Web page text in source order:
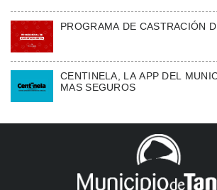
PROGRAMA DE CASTRACIÓN
CENTINELA, LA APP DEL
MAS SEGUROS